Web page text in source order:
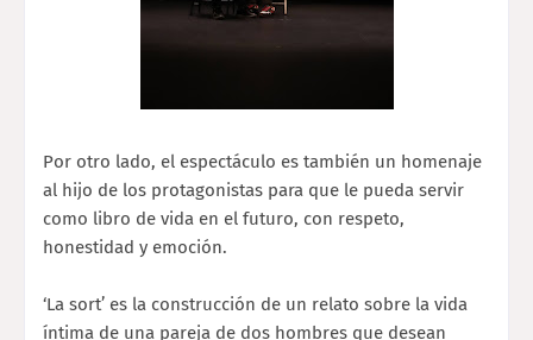
Por otro lado, el espectáculo es también un homenaje
al hijo de los protagonistas para que le pueda servir
como libro de vida en el futuro, con respeto,
honestidad y emoción.
‘La sort’ es la construcción de un relato sobre la vida
íntima de una pareja de dos hombres que desean